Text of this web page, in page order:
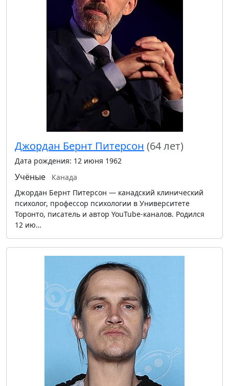
Джордан Бернт Питерсон (64 лет)
Дата рождения: 12 июня 1962
Учёные
Канада
Джордан Бернт Питерсон — канадский клинический
психолог, профессор психологии в Университете
Торонто, писатель и автор YouTube-каналов. Родился
12 ию…